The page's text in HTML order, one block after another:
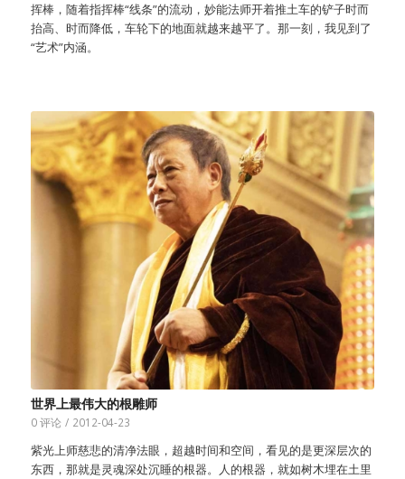
挥棒，随着指挥棒“线条”的流动，妙能法师开着推土车的铲子时而
抬高、时而降低，车轮下的地面就越来越平了。那一刻，我见到了
“艺术”内涵。
世界上最伟大的根雕师
0 评论 / 2012-04-23
紫光上师慈悲的清净法眼，超越时间和空间，看见的是更深层次的
东西，那就是灵魂深处沉睡的根器。人的根器，就如树木埋在土里